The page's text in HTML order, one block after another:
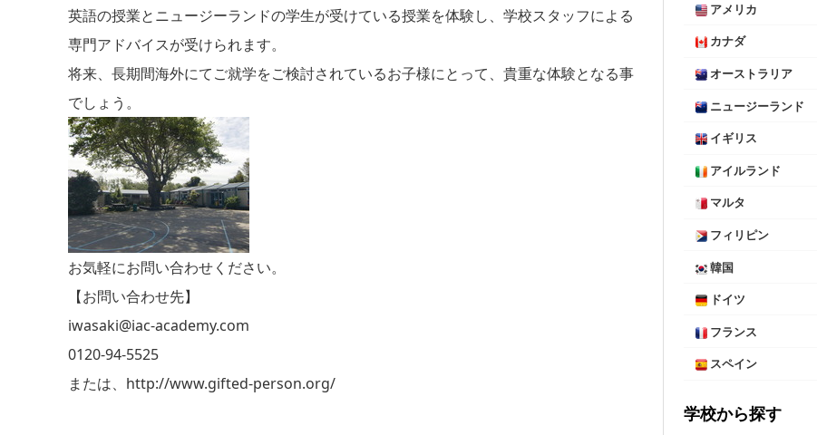
英語の授業とニュージーランドの学生が受けている授業を体験し、学校スタッフによる
専門アドバイスが受けられます。
将来、長期間海外にてご就学をご検討されているお子様にとって、貴重な体験となる事
でしょう。
お気軽にお問い合わせください。
【お問い合わせ先】
iwasaki@iac-academy.com
0120-94-5525
または、http://www.gifted-person.org/
アメリカ
カナダ
オーストラリア
ニュージーランド
イギリス
アイルランド
マルタ
フィリピン
韓国
ドイツ
フランス
スペイン
学校から探す